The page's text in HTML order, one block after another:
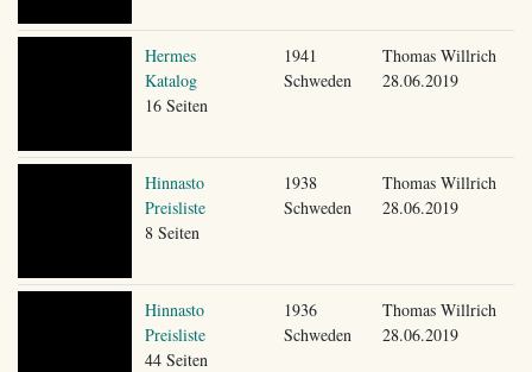
Hermes
Katalog
16 Seiten
1941
Schweden
Thomas Willrich
28.06.2019
Hinnasto
Preisliste
8 Seiten
1938
Schweden
Thomas Willrich
28.06.2019
Hinnasto
Preisliste
44 Seiten
1936
Schweden
Thomas Willrich
28.06.2019